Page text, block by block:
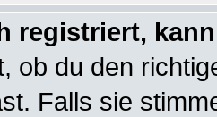
registriert,
ob du den
Falls sie